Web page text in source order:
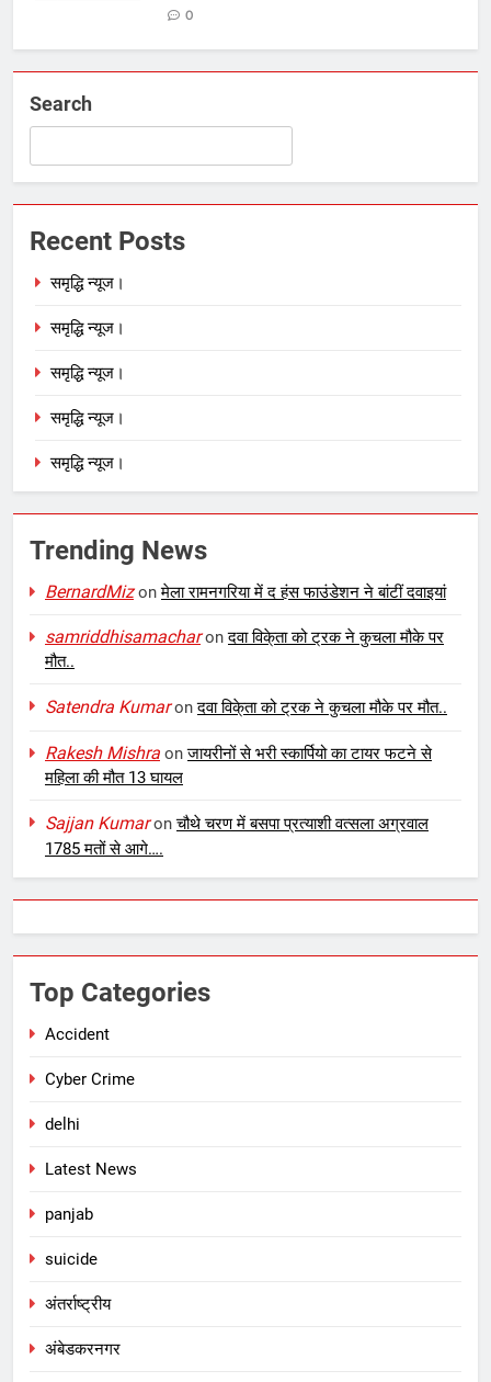
0
Search
Recent Posts
समृद्धि न्यूज।
समृद्धि न्यूज।
समृद्धि न्यूज।
समृद्धि न्यूज।
समृद्धि न्यूज।
Trending News
BernardMizonमेला रामनगरिया में द हंस फाउंडेशन ने बांटीं दवाइयां
samriddhisamacharonदवा विके्ता को ट्रक ने कुचला मौके पर
मौत..
Satendra Kumaronदवा विके्ता को ट्रक ने कुचला मौके पर मौत..
Rakesh Mishra onजायरीनों से भरी स्कार्पियो का टायर फटने से
महिला की मौत 13 घायल
Sajjan Kumaronचौथे चरण में बसपा प्रत्याशी वत्सला अग्रवाल
1785 मतों से आगे….
Top Categories
Accident
Cyber Crime
delhi
Latest News
panjab
suicide
अंतर्राष्ट्रीय
अंबेडकरनगर